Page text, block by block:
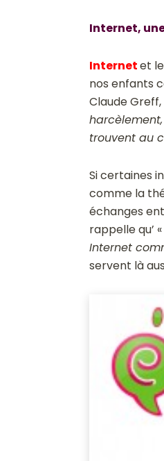
Internet,
Internetet
nos enfants
Claude
trouvent au
Si certaines
comme la
échanges
rappelle qu’ «
Internet
servent là